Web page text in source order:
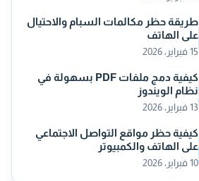
طريقة حظر مكالمات السبام والاحتيال
على الهاتف
15 فبراير، 2026
كيفية دمج ملفات PDF بسهولة في
نظام الويندوز
13 فبراير، 2026
كيفية حظر مواقع التواصل الاجتماعي
على الهاتف والكمبيوتر
10 فبراير، 2026